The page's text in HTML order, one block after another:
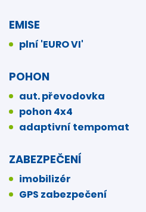
EMISE
plní 'EURO VI'
POHON
aut. převodovka
pohon 4x4
adaptivní tempomat
ZABEZPEČENÍ
imobilizér
GPS zabezpečení